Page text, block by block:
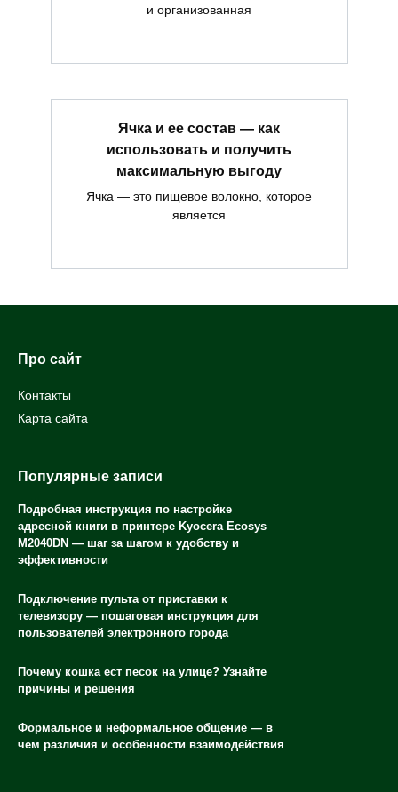
и организованная
Ячка и ее состав — как
использовать и получить
максимальную выгоду
Ячка — это пищевое волокно, которое
является
Про сайт
Контакты
Карта сайта
Популярные записи
Подробная инструкция по настройке
адресной книги в принтере Kyocera Ecosys
M2040DN — шаг за шагом к удобству и
эффективности
Подключение пульта от приставки к
телевизору — пошаговая инструкция для
пользователей электронного города
Почему кошка ест песок на улице? Узнайте
причины и решения
Формальное и неформальное общение — в
чем различия и особенности взаимодействия